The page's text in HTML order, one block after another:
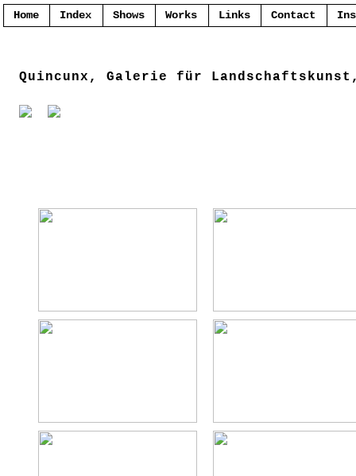
Home Index Shows Works Links Contact
Quincunx, Galerie für